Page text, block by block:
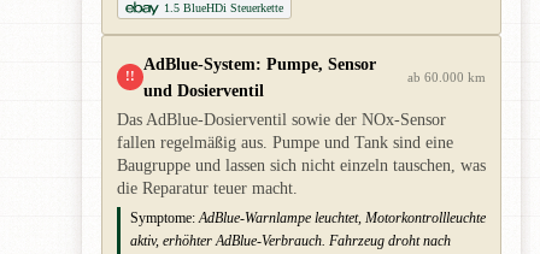
1.5 BlueHDi Steuerkette
!!
AdBlue-System: Pumpe, Sensor
und Dosierventil
ab 60.000 km
Das AdBlue-Dosierventil sowie der NOx-Sensor
fallen regelmäßig aus. Pumpe und Tank sind eine
Baugruppe und lassen sich nicht einzeln tauschen, was
die Reparatur teuer macht.
Symptome: AdBlue-Warnlampe leuchtet, Motorkontrollleuchte
aktiv, erhöhter AdBlue-Verbrauch. Fahrzeug droht nach